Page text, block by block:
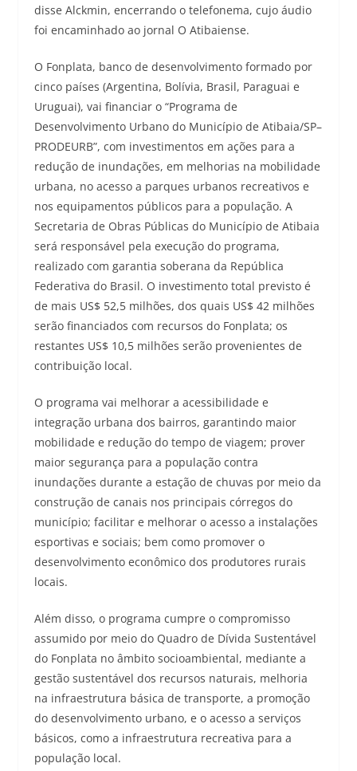
disse Alckmin, encerrando o telefonema, cujo áudio
foi encaminhado ao jornal O Atibaiense.
O Fonplata, banco de desenvolvimento formado por
cinco países (Argentina, Bolívia, Brasil, Paraguai e
Uruguai), vai financiar o “Programa de
Desenvolvimento Urbano do Município de Atibaia/SP–
PRODEURB”, com investimentos em ações para a
redução de inundações, em melhorias na mobilidade
urbana, no acesso a parques urbanos recreativos e
nos equipamentos públicos para a população. A
Secretaria de Obras Públicas do Município de Atibaia
será responsável pela execução do programa,
realizado com garantia soberana da República
Federativa do Brasil. O investimento total previsto é
de mais US$ 52,5 milhões, dos quais US$ 42 milhões
serão financiados com recursos do Fonplata; os
restantes US$ 10,5 milhões serão provenientes de
contribuição local.
O programa vai melhorar a acessibilidade e
integração urbana dos bairros, garantindo maior
mobilidade e redução do tempo de viagem; prover
maior segurança para a população contra
inundações durante a estação de chuvas por meio da
construção de canais nos principais córregos do
município; facilitar e melhorar o acesso a instalações
esportivas e sociais; bem como promover o
desenvolvimento econômico dos produtores rurais
locais.
Além disso, o programa cumpre o compromisso
assumido por meio do Quadro de Dívida Sustentável
do Fonplata no âmbito socioambiental, mediante a
gestão sustentável dos recursos naturais, melhoria
na infraestrutura básica de transporte, a promoção
do desenvolvimento urbano, e o acesso a serviços
básicos, como a infraestrutura recreativa para a
população local.